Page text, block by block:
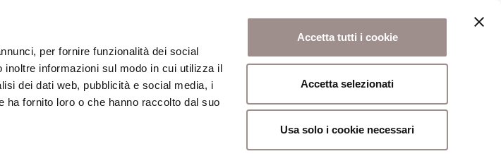
per fornire funzionalità dei social
informazioni sul modo in cui utilizza il
dei dati web, pubblicità e social media, i
ha fornito loro o che hanno raccolto dal suo
Accetta tutti i cookie
Accetta selezionati
Usa solo i cookie necessari
Centro Studi Religiosi Scuola Alti Studi